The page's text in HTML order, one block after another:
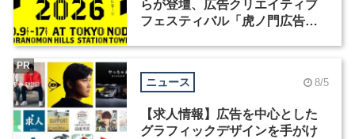
らが登壇、広告クリエイティブ
フェスティバル「虎ノ門広告
ニュース 8/5
【求人情報】広告を中心とした
グラフィックデザインを手がけ
PR